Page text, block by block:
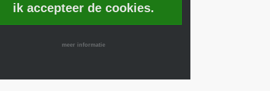
ik accepteer de cookies.
meer informatie